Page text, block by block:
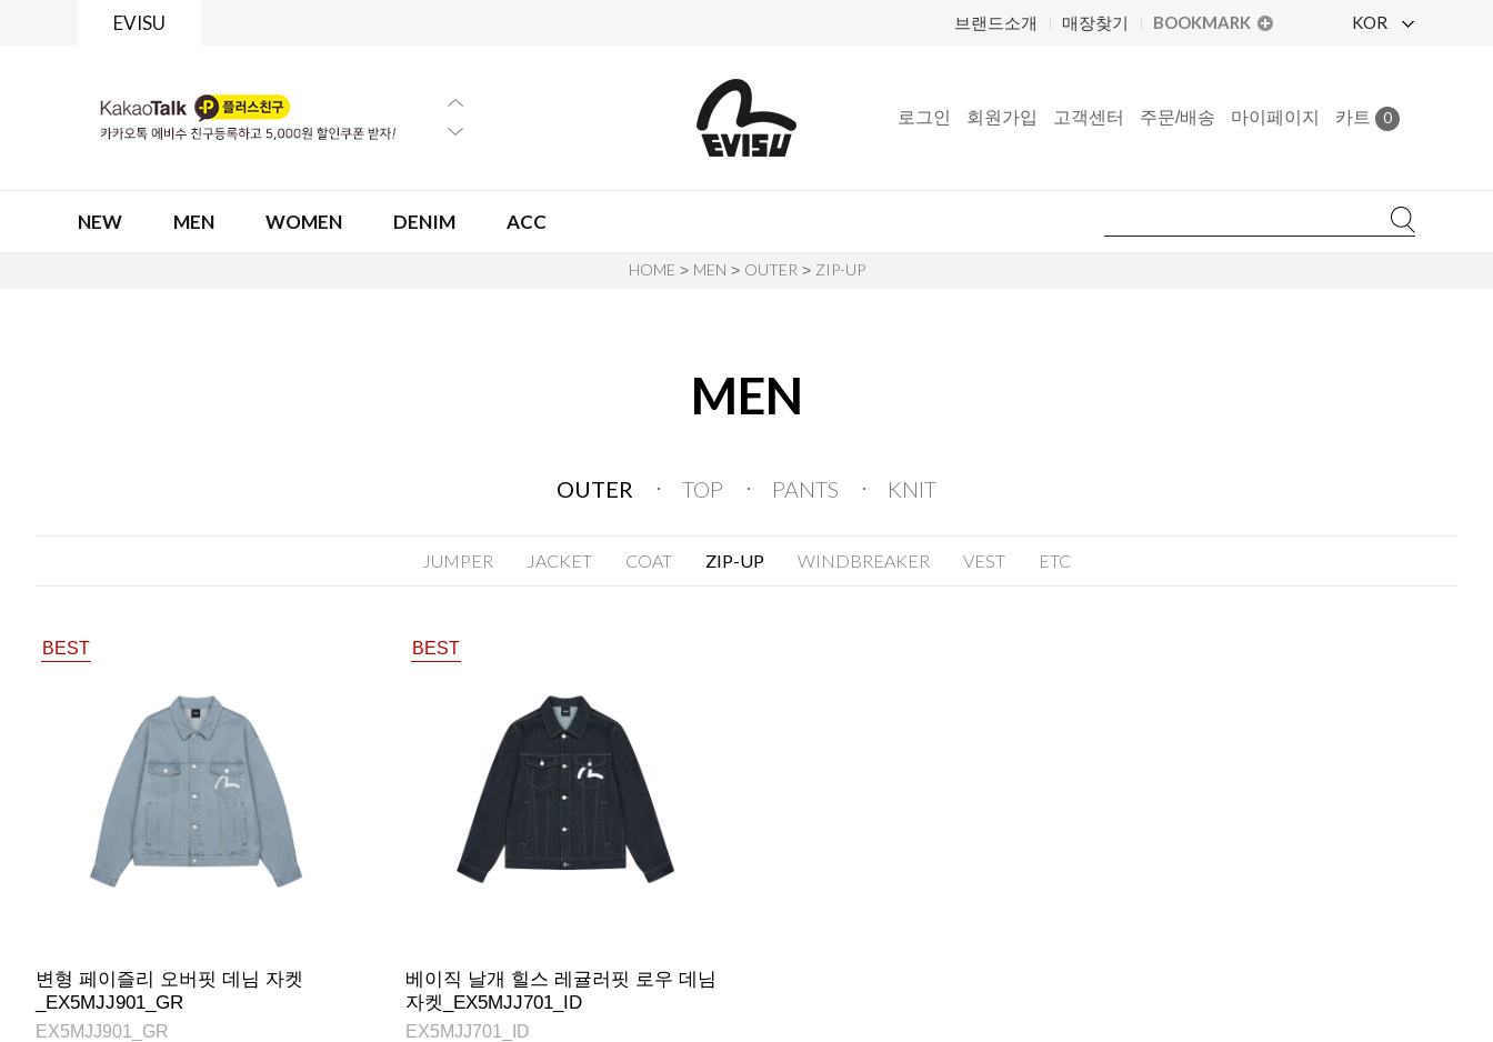
EVISU 브랜드소개 매장찾기 BOOKMARK KOR
로그인 회원가입 고객센터 주문/배송 마이페이지 카트 0
NEW MEN WOMEN DENIM ACC
HOME > MEN > OUTER > ZIP-UP
MEN
OUTER TOP PANTS KNIT
JUMPER JACKET COAT ZIP-UP WINDBREAKER VEST ETC
BEST
변형 페이즐리 오버핏 데님 자켓
_EX5MJJ901_GR
EX5MJJ901_GR
BEST
베이직 날개 힐스 레귤러핏 로우 데님
자켓_EX5MJJ701_ID
EX5MJJ701_ID